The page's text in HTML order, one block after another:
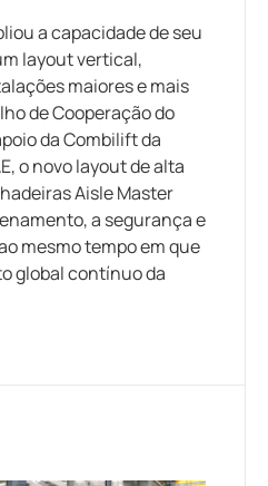
a capacidade de seu
layout vertical,
maiores e mais
de Cooperação do
da Combilift da
o novo layout de alta
Aisle Master
a segurança e
mesmo tempo em que
global contínuo da